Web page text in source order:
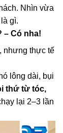
Nhìn vừa
gì.
– Có nha!
nhưng thực tế
lông dài, bụi
thứ từ tóc,
lại 2–3 lần